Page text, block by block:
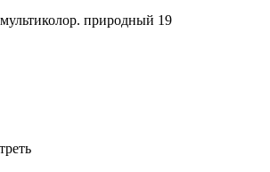
природный 19